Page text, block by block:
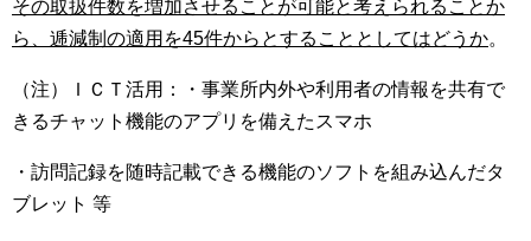
その取扱件数を増加させることが可能と考えられることか
ら、逓減制の適用を45件からとすることとしてはどうか。
（注）ＩＣＴ活用：・事業所内外や利用者の情報を共有で
きるチャット機能のアプリを備えたスマホ
・訪問記録を随時記載できる機能のソフトを組み込んだタ
ブレット 等